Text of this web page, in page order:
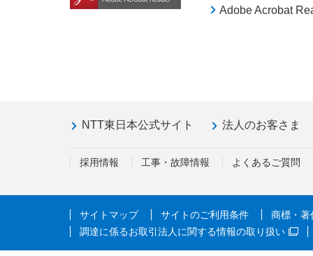
Adobe Acrobat
NTT東日本公式サイト 法人のお客さま
採用情報 工事・故障情報 よくあるご質問
サイトマップ サイトのご利用条件
商標・著
調達に係るお取引法人に関する情報の取り扱い